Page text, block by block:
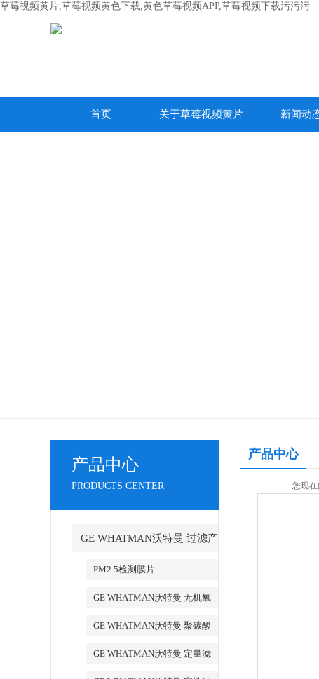
草莓视频黄片,草莓视频黄色下载,黄色草莓视频APP,草莓视频下载污污污
首页 关于草莓视频黄片 新闻动
产品中心
PRODUCTS CENTER
GE WHATMAN沃特曼 过滤产
品代理PM2.5检测膜片
GE WHATMAN沃特曼 无机氧
GE WHATMAN沃特曼 聚碳酸
GE WHATMAN沃特曼 定量滤
产品中心
您现在